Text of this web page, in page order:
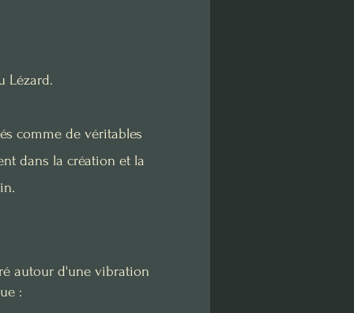
Lézard.
comme de véritables
dans la création et la
autour d'une vibration
: